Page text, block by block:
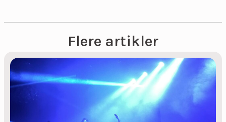
Flere artikler